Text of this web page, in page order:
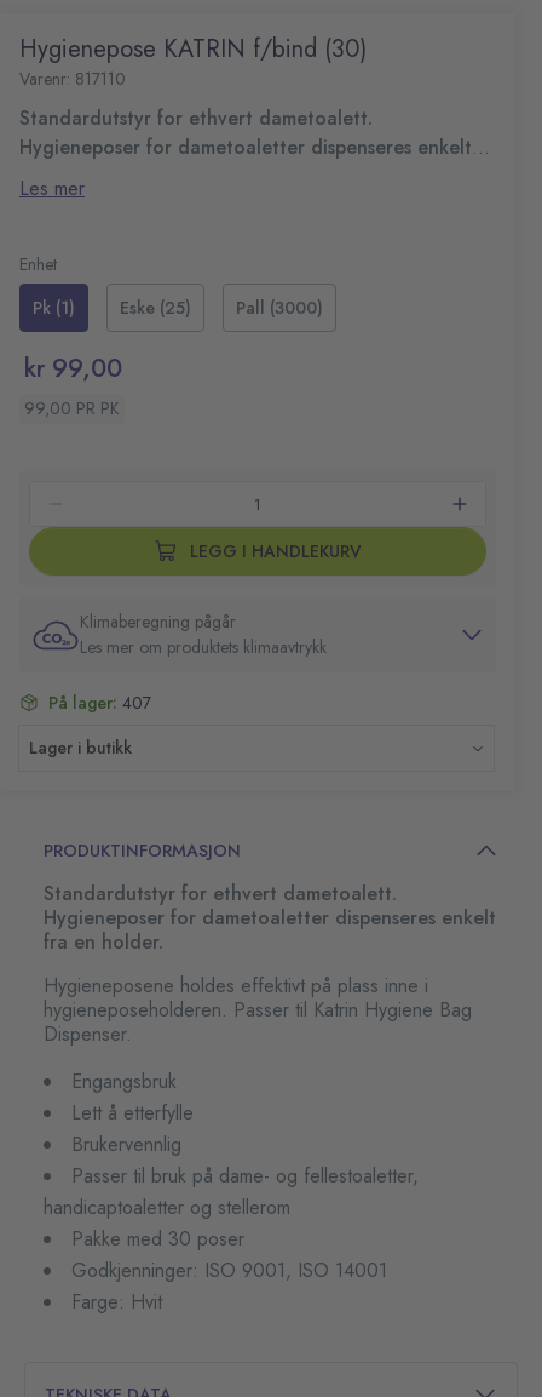
Hygienepose KATRIN f/bind (30)
Varenr: 817110
Standardutstyr for ethvert dametoalett.
Hygieneposer for dametoaletter dispenseres enkelt
fra en holder.
Hygieneposene holdes effektivt på plass inne i
hygieneposeholderen. Passer til Katrin Hygiene Bag
Brukervennlig
Passer til bruk på dame- og fellestoaletter,
Pakke med 30 poser
Godkjenninger: ISO 9001, ISO 14001
Les mer
Enhet
Pk (1)
Eske (25) Pall (3000)
kr 99,00
99,00 PR PK
LEGG I HANDLEKURV
Klimaberegning pågår
Les mer om produktets klimaavtrykk
På lager: 407
Lager i butikk
PRODUKTINFORMASJON
Standardutstyr for ethvert dametoalett.
Hygieneposer for dametoaletter dispenseres enkelt
fra en holder.
Hygieneposene holdes effektivt på plass inne i
hygieneposeholderen. Passer til Katrin Hygiene Bag
Dispenser.
Engangsbruk
Lett å etterfylle
Brukervennlig
Passer til bruk på dame- og fellestoaletter,
handicaptoaletter og stellerom
Pakke med 30 poser
Godkjenninger: ISO 9001, ISO 14001
Farge: Hvit